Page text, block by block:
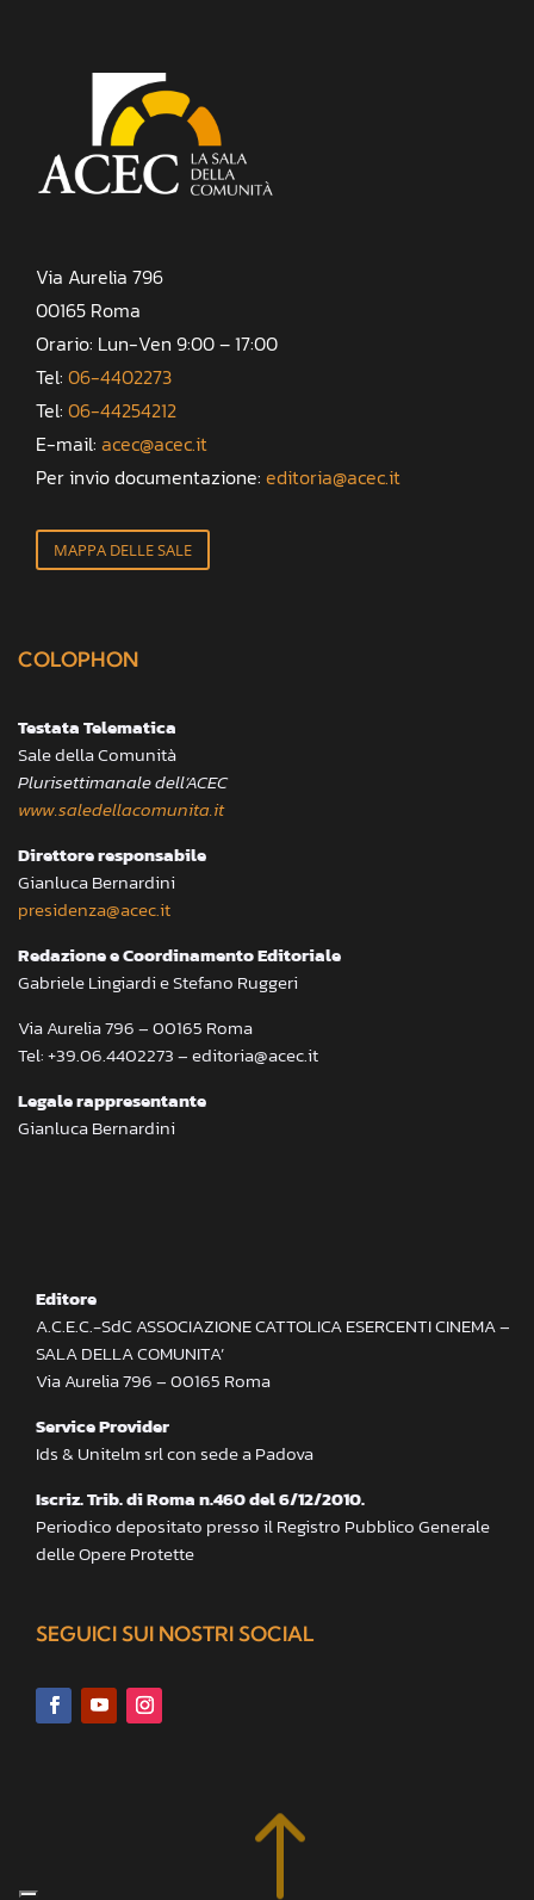
Via Aurelia 796
00165 Roma
Orario: Lun-Ven 9:00 – 17:00
Tel: 06-4402273
Tel: 06-44254212
E-mail: acec@acec.it
Per invio documentazione: editoria@acec.it
MAPPA DELLE SALE
COLOPHON
Testata Telematica
Sale della Comunità
Plurisettimanale dell’ACEC
www.saledellacomunita.it
Direttore responsabile
Gianluca Bernardini
presidenza@acec.it
Redazione e Coordinamento Editoriale
Gabriele Lingiardi e Stefano Ruggeri
Via Aurelia 796 – 00165 Roma
Tel: +39.06.4402273 – editoria@acec.it
Legale rappresentante
Gianluca Bernardini
Editore
A.C.E.C.-SdC ASSOCIAZIONE CATTOLICA ESERCENTI CINEMA –
SALA DELLA COMUNITA’
Via Aurelia 796 – 00165 Roma
Service Provider
Ids & Unitelm srl con sede a Padova
Iscriz. Trib. di Roma n.460 del 6/12/2010.
Periodico depositato presso il Registro Pubblico Generale
delle Opere Protette
SEGUICI SUI NOSTRI SOCIAL